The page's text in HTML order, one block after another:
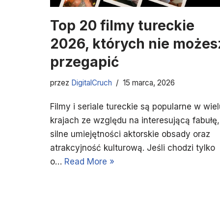
Top 20 filmy tureckie
2026, których nie
przegapić
przez DigitalCruch 15 marca, 2026
Filmy i seriale tureckie są popularne w
krajach ze względu na interesującą fabułę,
silne umiejętności aktorskie obsady oraz
atrakcyjność kulturową. Jeśli chodzi tylko
o… Read More »